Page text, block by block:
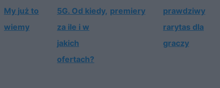
My już to
wiemy
5G. Od kiedy,
za ile i w
jakich
ofertach?
premiery
prawdziwy
rarytas dla
graczy